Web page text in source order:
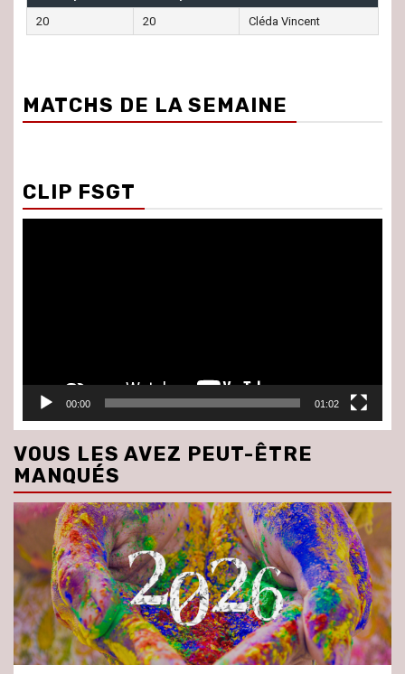
20 20 Cléda Vincent
MATCHS DE LA SEMAINE
CLIP FSGT
00:00 01:02
VOUS LES AVEZ PEUT-ÊTRE
MANQUÉS